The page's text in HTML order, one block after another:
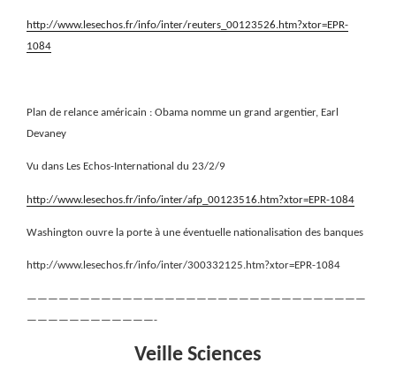
http://www.lesechos.fr/info/inter/reuters_00123526.htm?xtor=EPR-
1084
Plan de relance américain : Obama nomme un grand argentier, Earl
Devaney
Vu dans Les Echos-International du 23/2/9
http://www.lesechos.fr/info/inter/afp_00123516.htm?xtor=EPR-1084
Washington ouvre la porte à une éventuelle nationalisation des banques
http://www.lesechos.fr/info/inter/300332125.htm?xtor=EPR-1084
————————————————————————————————
————————————-
Veille Sciences